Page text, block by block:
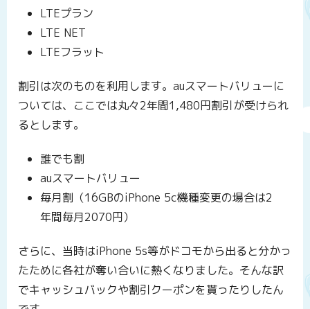
LTEプラン
LTE NET
LTEフラット
割引は次のものを利用します。auスマートバリューに
ついては、ここでは丸々2年間1,480円割引が受けられ
るとします。
誰でも割
auスマートバリュー
毎月割（16GBのiPhone 5c機種変更の場合は2
年間毎月2070円）
さらに、当時はiPhone 5s等がドコモから出ると分かっ
たために各社が奪い合いに熱くなりました。そんな訳
でキャッシュバックや割引クーポンを貰ったりしたん